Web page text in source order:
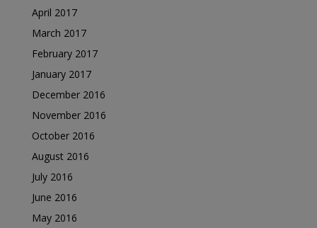
April 2017
March 2017
February 2017
January 2017
December 2016
November 2016
October 2016
August 2016
July 2016
June 2016
May 2016